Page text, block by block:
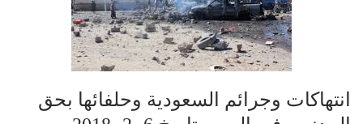
انتهاكات وجرائم السعودية وحلفائها بحق